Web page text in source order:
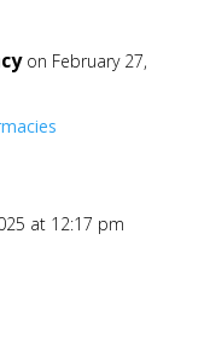
on February 27,
at 12:17 pm